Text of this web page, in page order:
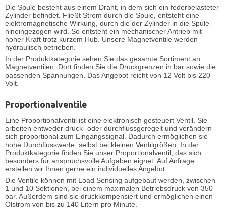
Die Spule besteht aus einem Draht, in dem sich ein federbelasteter
Zylinder befindet. Fließt Strom durch die Spule, entsteht eine
elektromagnetische Wirkung, durch die der Zylinder in die Spule
hineingezogen wird. So entsteht ein mechanischer Antrieb mit
hoher Kraft trotz kurzem Hub. Unsere Magnetventile werden
hydraulisch betrieben.
In der Produktkategorie sehen Sie das gesamte Sortiment an
Magnetventilen. Dort finden Sie die Druckgrenzen in bar sowie die
passenden Spannungen. Das Angebot reicht von 12 Volt bis 220
Volt.
Proportionalventile
Eine Proportionalventil ist eine elektronisch gesteuert Ventil. Sie
arbeiten entweder druck- oder durchflussgeregelt und verändern
sich proportional zum Eingangssignal. Dadurch ermöglichen sie
hohe Durchflusswerte, selbst bei kleinen Ventilgrößen. In der
Produktkategorie finden Sie unser Proportionalventil, das sich
besonders für anspruchsvolle Aufgaben eignet. Auf Anfrage
erstellen wir Ihnen gerne ein individuelles Angebot.
Die Ventile können mit Load Sensing aufgebaut werden, zwischen
1 und 10 Sektionen, bei einem maximalen Betriebsdruck von 350
bar. Außerdem sind sie druckkompensiert und ermöglichen einen
Ölstrom von bis zu 140 Litern pro Minute.